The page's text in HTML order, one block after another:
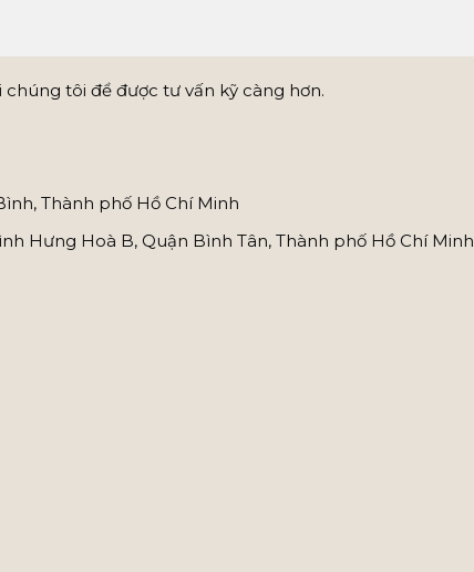
tôi để được tư vấn kỹ càng hơn.
Thành phố Hồ Chí Minh
Hưng Hoà B, Quận Bình Tân, Thành phố Hồ Chí Minh